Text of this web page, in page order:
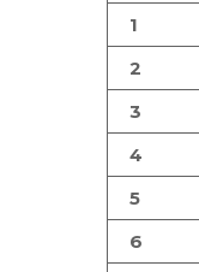
1
2
3
4
5
6